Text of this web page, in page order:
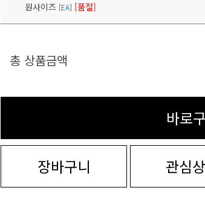
원사이즈 [EA] [품절]
총 상품금액
바로
장바구니 관심